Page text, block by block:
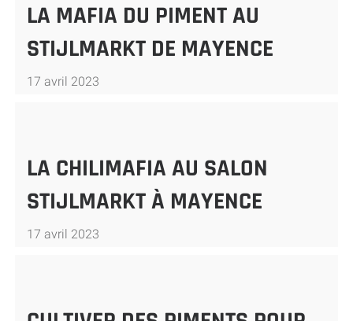
LA MAFIA DU PIMENT AU
STIJLMARKT DE MAYENCE
17 avril 2023
LA CHILIMAFIA AU SALON
STIJLMARKT À MAYENCE
17 avril 2023